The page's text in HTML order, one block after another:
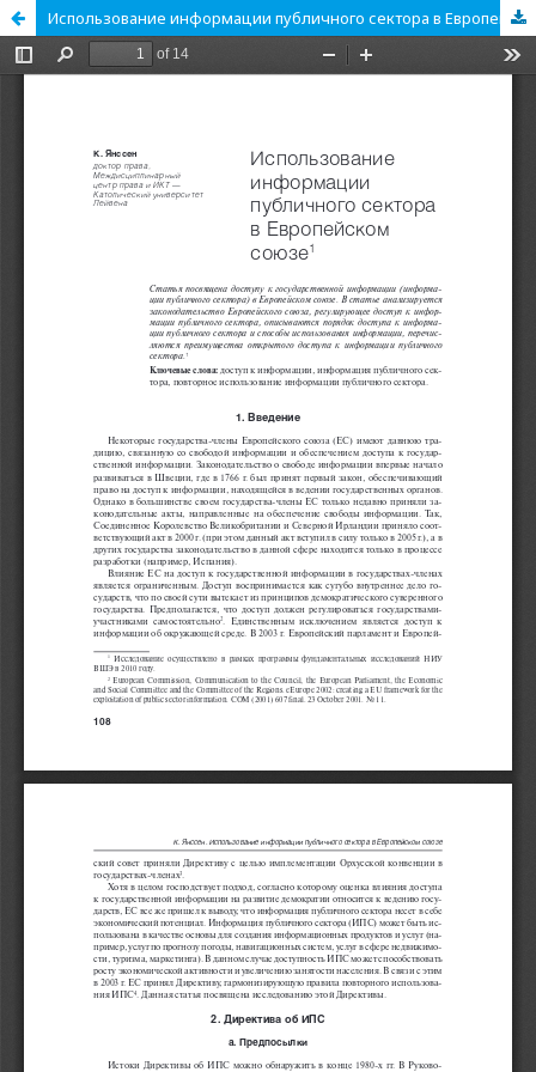
Использование информации публичного сектора в Европейском союзе